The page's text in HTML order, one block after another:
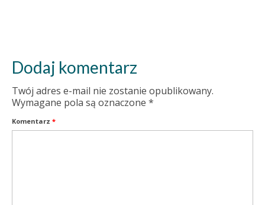
Dodaj komentarz
Twój adres e-mail nie zostanie opublikowany.
Wymagane pola są oznaczone *
Komentarz *